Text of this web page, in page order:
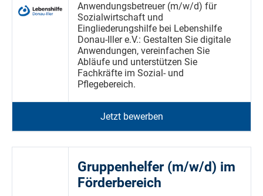
Anwendungsbetreuer (m/w/d) für
Sozialwirtschaft und
Eingliederungshilfe bei Lebenshilfe
Donau-Iller e.V.: Gestalten Sie digitale
Anwendungen, vereinfachen Sie
Abläufe und unterstützen Sie
Fachkräfte im Sozial- und
Pflegebereich.
Jetzt bewerben
Gruppenhelfer (m/w/d) im
Förderbereich